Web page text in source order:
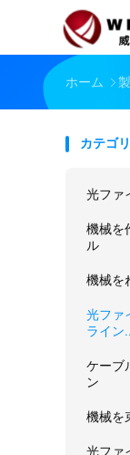
ホーム
カテゴリ
光ファ
機械を
ル
機械を
光ファ
ライン
ケーブ
ン
機械を
光ファ